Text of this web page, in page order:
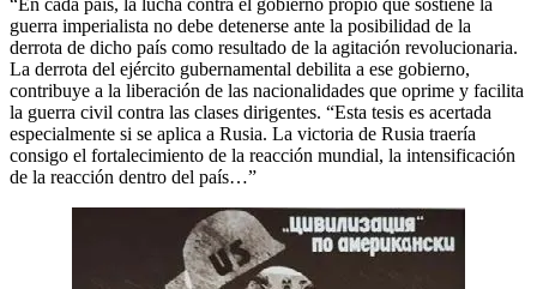
“En cada país, la lucha contra el gobierno propio que sostiene la
guerra imperialista no debe detenerse ante la posibilidad de la
derrota de dicho país como resultado de la agitación revolucionaria.
La derrota del ejército gubernamental debilita a ese gobierno,
contribuye a la liberación de las nacionalidades que oprime y facilita
la guerra civil contra las clases dirigentes. “Esta tesis es acertada
especialmente si se aplica a Rusia. La victoria de Rusia traería
consigo el fortalecimiento de la reacción mundial, la intensificación
de la reacción dentro del país…”